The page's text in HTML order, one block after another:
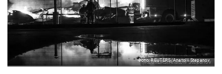
Фото: REUTERS/Anatolii Stepanov